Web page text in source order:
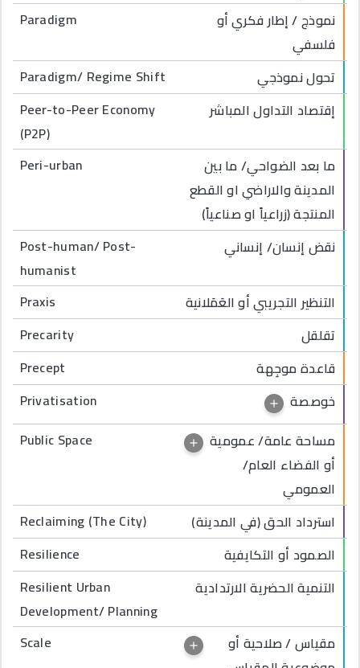
Paradigm
نموذج / إطار فكري أو
فلسفي
Paradigm/ Regime Shift
تحول نموذجي
Peer-to-Peer Economy
(P2P)
إقتصاد التداول المباشر
Peri-urban
ما بعد الضواحي/ ما بين
المدينة والاراضي او القطع
المنتجة (زراعياً او صناعياً)
Post-human/ Post-
humanist
نقض إنسان/ إنساني
Praxis
التنظير التجريبي أو العَمَلانية
Precarity
تقلقل
Precept
قاعدة موجِهة
Privatisation
خوصصة
Public Space
مساحة عامة/ عمومية
أو الفضاء العام/
العمومي
Reclaiming (The City)
استرداد الحق (في المدينة)
Resilience
الصمود أو التكايفية
Resilient Urban
Development/ Planning
التنمية الحضرية الارتدادية
Scale
مقياس / صلاحية أو